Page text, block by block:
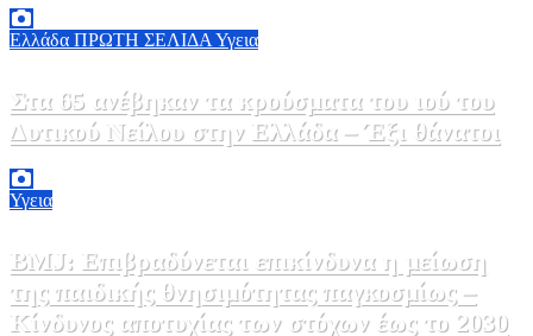
Ελλάδα ΠΡΩΤΗ ΣΕΛΙΔΑ Υγεια
Στα 65 ανέβηκαν τα κρούσματα του ιού του
Δυτικού Νείλου στην Ελλάδα – Έξι θάνατοι
Υγεια
BMJ: Επιβραδύνεται επικίνδυνα η μείωση
της παιδικής θνησιμότητας παγκοσμίως –
Κίνδυνος αποτυχίας των στόχων έως το 2030